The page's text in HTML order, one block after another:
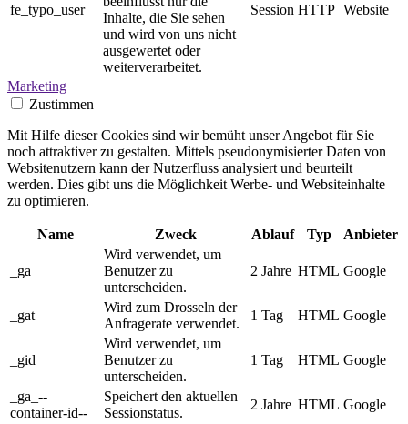
fe_typo_user
Inhalte, die Sie sehen
und wird von uns nicht
ausgewertet oder
weiterverarbeitet.
Session HTTP Website
Marketing
Zustimmen
Mit Hilfe dieser Cookies sind wir bemüht unser Angebot für Sie
noch attraktiver zu gestalten. Mittels pseudonymisierter Daten von
Websitenutzern kann der Nutzerfluss analysiert und beurteilt
werden. Dies gibt uns die Möglichkeit Werbe- und Websiteinhalte
zu optimieren.
Name Zweck Ablauf Typ Anbieter
_ga
Wird verwendet, um
Benutzer zu
unterscheiden.
2 Jahre HTML Google
_gat
Wird zum Drosseln der
Anfragerate verwendet.
1 Tag HTML Google
_gid
Wird verwendet, um
Benutzer zu
unterscheiden.
1 Tag HTML Google
_ga_--
container-id--
Speichert den aktuellen
Sessionstatus.
2 Jahre HTML Google